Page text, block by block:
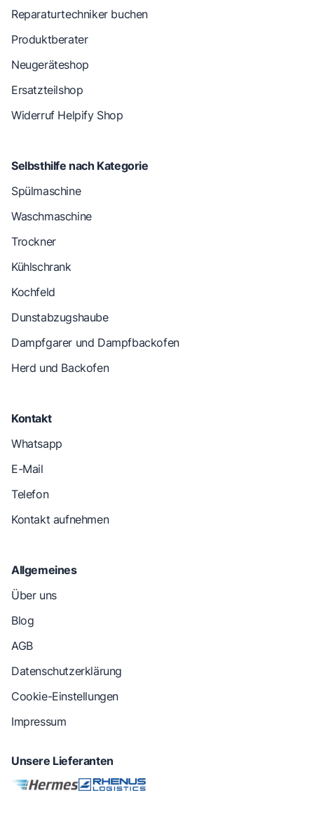
Reparaturtechniker buchen
Produktberater
Neugeräteshop
Ersatzteilshop
Widerruf Helpify Shop
Selbsthilfe nach Kategorie
Spülmaschine
Waschmaschine
Trockner
Kühlschrank
Kochfeld
Dunstabzugshaube
Dampfgarer und Dampfbackofen
Herd und Backofen
Kontakt
Whatsapp
E-Mail
Telefon
Kontakt aufnehmen
Allgemeines
Über uns
Blog
AGB
Datenschutzerklärung
Cookie-Einstellungen
Impressum
Unsere Lieferanten